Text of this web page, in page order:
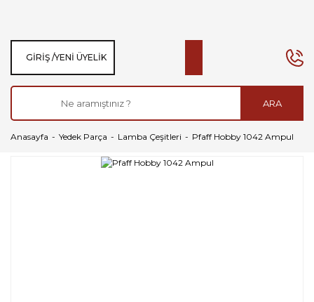
ARA
GIRIŞ /YENI ÜYELIK
Anasayfa Yedek Parça Lamba Çeşitleri Pfaff Hobby 1042 Ampul